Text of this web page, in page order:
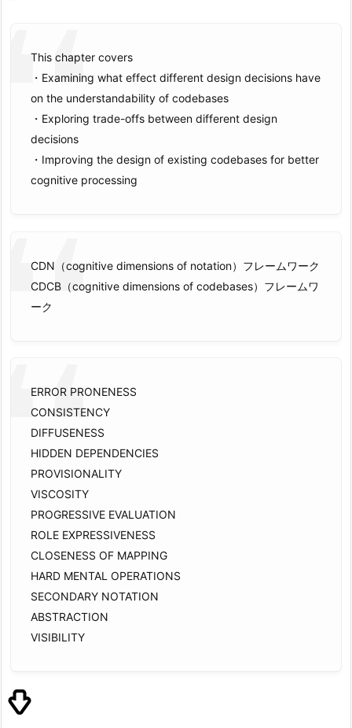
This chapter covers
・Examining what effect different design decisions have
on the understandability of codebases
・Exploring trade-offs between different design
decisions
・Improving the design of existing codebases for better
cognitive processing
CDN（cognitive dimensions of notation）フレームワーク
CDCB（cognitive dimensions of codebases）フレームワ
ーク
ERROR PRONENESS
CONSISTENCY
DIFFUSENESS
HIDDEN DEPENDENCIES
PROVISIONALITY
VISCOSITY
PROGRESSIVE EVALUATION
ROLE EXPRESSIVENESS
CLOSENESS OF MAPPING
HARD MENTAL OPERATIONS
SECONDARY NOTATION
ABSTRACTION
VISIBILITY